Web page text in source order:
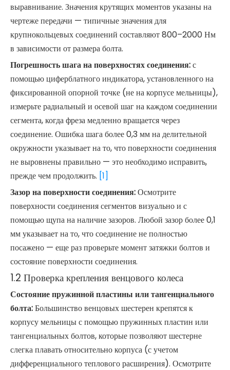
выравнивание. Значения крутящих моментов указаны на
чертеже передачи — типичные значения для
крупнокольцевых соединений составляют 800–2000 Нм
в зависимости от размера болта.
Погрешность шага на поверхностях соединения:с
помощью циферблатного индикатора, установленного на
фиксированной опорной точке (не на корпусе мельницы),
измерьте радиальный и осевой шаг на каждом соединении
сегмента, когда фреза медленно вращается через
соединение. Ошибка шага более 0,3 мм на делительной
окружности указывает на то, что поверхности соединения
не выровнены правильно — это необходимо исправить,
прежде чем продолжить. [1]
Зазор на поверхности соединения:Осмотрите
поверхности соединения сегментов визуально и с
помощью щупа на наличие зазоров. Любой зазор более 0,1
мм указывает на то, что соединение не полностью
посажено — еще раз проверьте момент затяжки болтов и
состояние поверхности соединения.
1.2 Проверка крепления венцового колеса
Состояние пружинной пластины или тангенциального
болта:Большинство венцовых шестерен крепятся к
корпусу мельницы с помощью пружинных пластин или
тангенциальных болтов, которые позволяют шестерне
слегка плавать относительно корпуса (с учетом
дифференциального теплового расширения). Осмотрите